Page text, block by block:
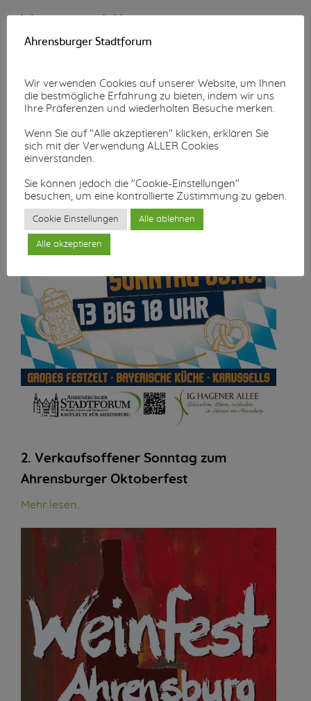
Mehr lesen...
2. Verkaufsoffener Sonntag zum
Ahrensburger Oktoberfest
Mehr lesen...
Ahrensburger Stadtforum
Wir verwenden Cookies auf unserer Website, um Ihnen
die bestmögliche Erfahrung zu bieten, indem wir uns
Ihre Präferenzen und wiederholten Besuche merken.
Wenn Sie auf "Alle akzeptieren" klicken, erklären Sie
sich mit der Verwendung ALLER Cookies
einverstanden.
Sie können jedoch die "Cookie-Einstellungen"
besuchen, um eine kontrollierte Zustimmung zu geben.
Cookie Einstellungen Alle ablehnen
Alle akzeptieren